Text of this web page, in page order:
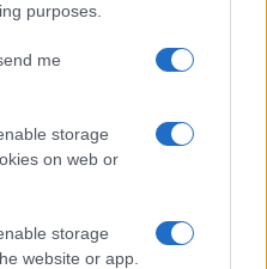
purposes.
me
storage
on web or
storage
website or app.
in België